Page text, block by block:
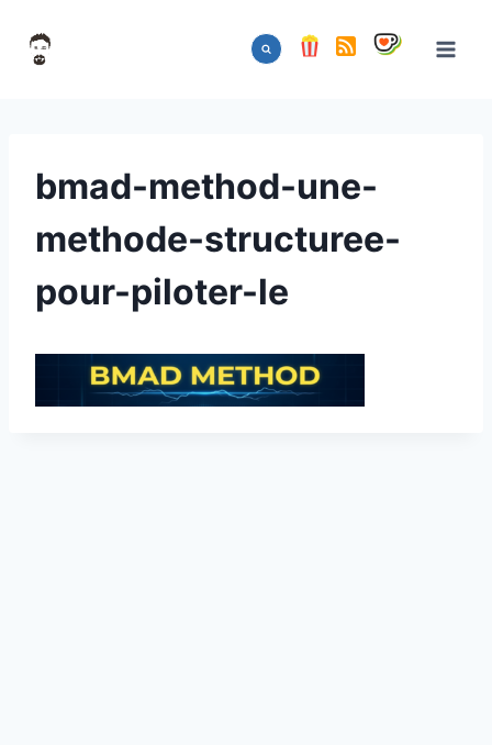
bmad-method-une-
methode-structuree-
pour-piloter-le